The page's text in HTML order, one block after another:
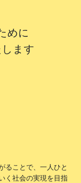
めに
ます
ることで、一人ひと
く社会の実現を目指